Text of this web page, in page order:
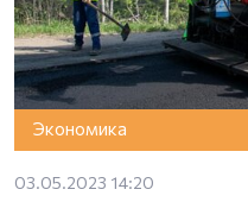
Экономика
03.05.2023 14:20